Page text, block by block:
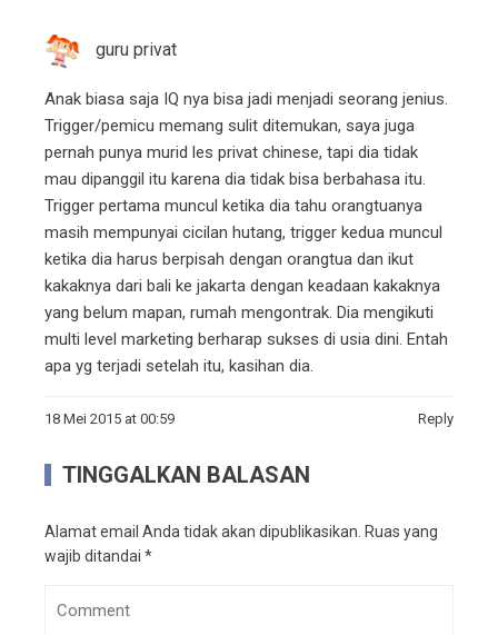
guru privat
Anak biasa saja IQ nya bisa jadi menjadi seorang jenius.
Trigger/pemicu memang sulit ditemukan, saya juga
pernah punya murid les privat chinese, tapi dia tidak
mau dipanggil itu karena dia tidak bisa berbahasa itu.
Trigger pertama muncul ketika dia tahu orangtuanya
masih mempunyai cicilan hutang, trigger kedua muncul
ketika dia harus berpisah dengan orangtua dan ikut
kakaknya dari bali ke jakarta dengan keadaan kakaknya
yang belum mapan, rumah mengontrak. Dia mengikuti
multi level marketing berharap sukses di usia dini. Entah
apa yg terjadi setelah itu, kasihan dia.
18 Mei 2015 at 00:59 Reply
TINGGALKAN BALASAN
Alamat email Anda tidak akan dipublikasikan. Ruas yang
wajib ditandai *